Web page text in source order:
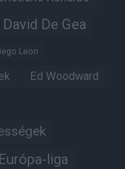
David De Gea
Leon
Ed Woodward
Európa-liga